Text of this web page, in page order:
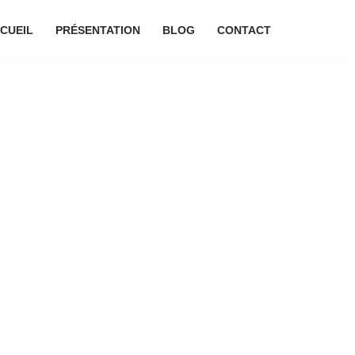
PRÉSENTATION BLOG CONTACT